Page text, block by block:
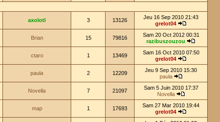
axolotl 3 13126
Jeu 16 Sep 2010 21:43
grelot04
Brian 15 79816
Sam 20 Oct 2012 00:31
razibuszouzou
ctaro 1 13469
Sam 16 Oct 2010 07:50
grelot04
paula 2 12209
Jeu 9 Sep 2010 15:30
paula
Novella 7 21097
Sam 5 Juin 2010 17:37
Novella
map 1 17693
Sam 27 Mar 2010 19:44
grelot04